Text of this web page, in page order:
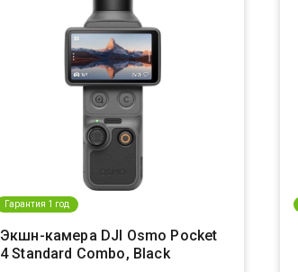
Гарантия 1 год
Экшн-камера DJI Osmo Pocket
4 Standard Combo, Black